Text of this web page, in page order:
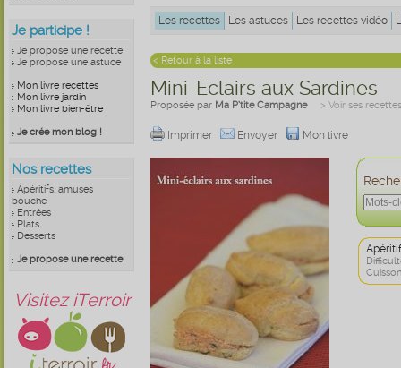
Je participe !
Je propose une recette
Je propose une astuce
Mon livre recettes
Mon livre jardin
Mon livre bien-être
Je crée mon blog !
Nos recettes
Apéritifs, amuses
bouche
Entrées
Plats
Desserts
Je propose une recette
Visitez iTerroir
Les recettes Les astuces Les recettes vidéo
< Retour à la liste
Mini-Eclairs aux Sardines
Proposée par Ma P’tite Campagne > Voir ses recettes
Imprimer Envoyer Mon livre